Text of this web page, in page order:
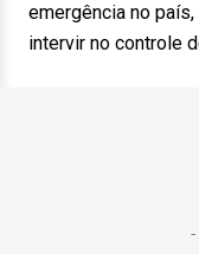
emergência no
intervir no controle